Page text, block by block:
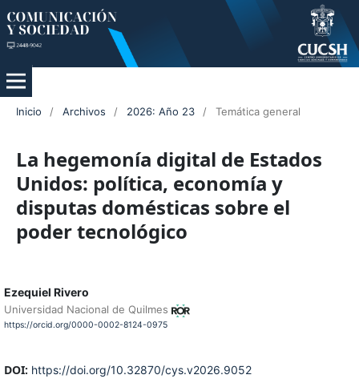
Inicio / Archivos / 2026: Año 23 / Temática general
La hegemonía digital de Estados
Unidos: política, economía y
disputas domésticas sobre el
poder tecnológico
Ezequiel Rivero
Universidad Nacional de Quilmes
https://orcid.org/0000-0002-8124-0975
DOI: https://doi.org/10.32870/cys.v2026.9052